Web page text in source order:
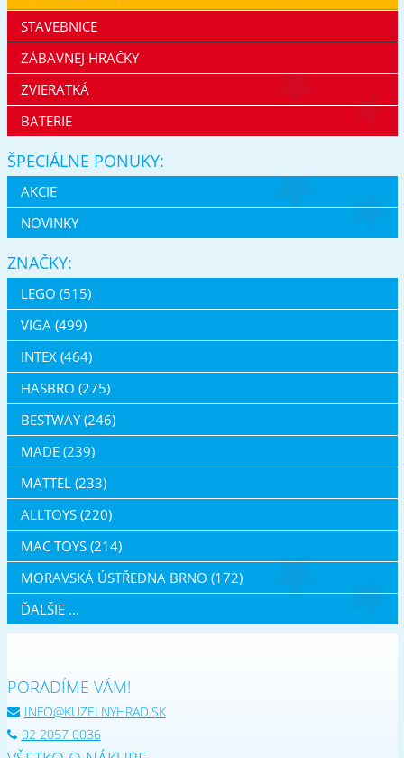
STAVEBNICE
ZÁBAVNEJ HRAČKY
ZVIERATKÁ
BATERIE
ŠPECIÁLNE PONUKY:
AKCIE
NOVINKY
ZNAČKY:
LEGO (515)
VIGA (499)
INTEX (464)
HASBRO (275)
BESTWAY (246)
MADE (239)
MATTEL (233)
ALLTOYS (220)
MAC TOYS (214)
MORAVSKÁ ÚSTŘEDNA BRNO (172)
ĎALŠIE ...
PORADÍME VÁM!
INFO@KUZELNYHRAD.SK
02 2057 0036